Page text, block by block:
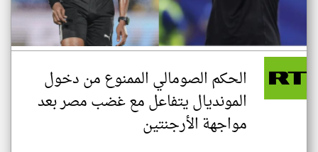
الحكم الصومالي الممنوع من دخول
المونديال يتفاعل مع غضب مصر بعد
مواجهة الأرجنتين